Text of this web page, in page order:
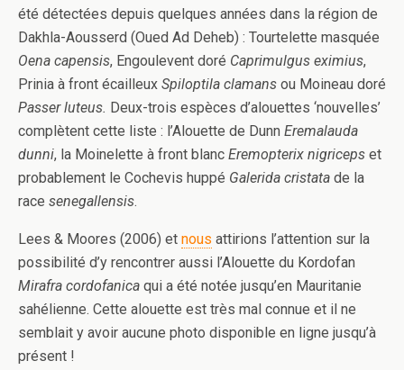
été détectées depuis quelques années dans la région de
Dakhla-Aousserd (Oued Ad Deheb) : Tourtelette masquée
Oena capensis, Engoulevent doré Caprimulgus eximius,
Prinia à front écailleux Spiloptila clamans ou Moineau doré
Passer luteus. Deux-trois espèces d’alouettes ‘nouvelles’
complètent cette liste : l’Alouette de Dunn Eremalauda
dunni, la Moinelette à front blanc Eremopterix nigriceps et
probablement le Cochevis huppé Galerida cristata de la
race senegallensis.
Lees & Moores (2006) et nous attirions l’attention sur la
possibilité d’y rencontrer aussi l’Alouette du Kordofan
Mirafra cordofanica qui a été notée jusqu’en Mauritanie
sahélienne. Cette alouette est très mal connue et il ne
semblait y avoir aucune photo disponible en ligne jusqu’à
présent !